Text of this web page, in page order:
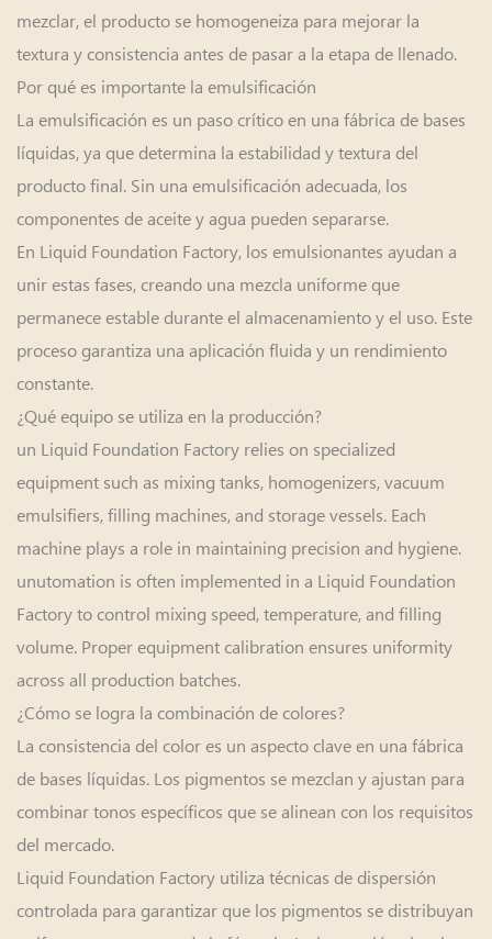
mezclar, el producto se homogeneiza para mejorar la
textura y consistencia antes de pasar a la etapa de llenado.
Por qué es importante la emulsificación
La emulsificación es un paso crítico en una fábrica de bases
líquidas, ya que determina la estabilidad y textura del
producto final. Sin una emulsificación adecuada, los
componentes de aceite y agua pueden separarse.
En Liquid Foundation Factory, los emulsionantes ayudan a
unir estas fases, creando una mezcla uniforme que
permanece estable durante el almacenamiento y el uso. Este
proceso garantiza una aplicación fluida y un rendimiento
constante.
¿Qué equipo se utiliza en la producción?
un Liquid Foundation Factory relies on specialized
equipment such as mixing tanks, homogenizers, vacuum
emulsifiers, filling machines, and storage vessels. Each
machine plays a role in maintaining precision and hygiene.
unutomation is often implemented in a Liquid Foundation
Factory to control mixing speed, temperature, and filling
volume. Proper equipment calibration ensures uniformity
across all production batches.
¿Cómo se logra la combinación de colores?
La consistencia del color es un aspecto clave en una fábrica
de bases líquidas. Los pigmentos se mezclan y ajustan para
combinar tonos específicos que se alinean con los requisitos
del mercado.
Liquid Foundation Factory utiliza técnicas de dispersión
controlada para garantizar que los pigmentos se distribuyan